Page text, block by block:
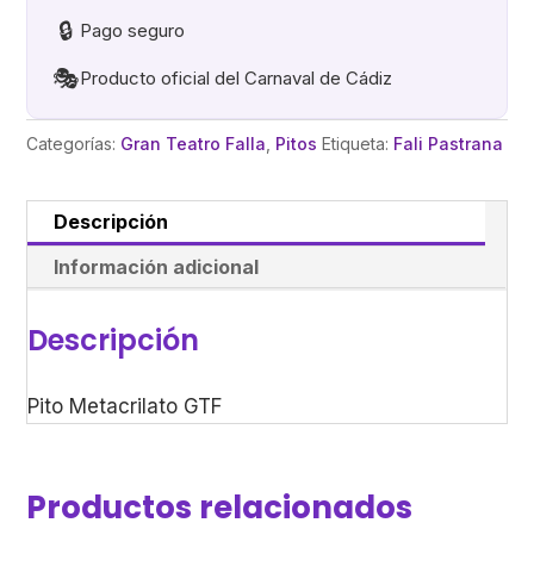
🔒 Pago seguro
🎭Producto oficial del Carnaval de Cádiz
Categorías: Gran Teatro Falla Pitos Etiqueta: Fali Pastrana
Descripción
Información adicional
Descripción
Pito Metacrilato GTF
Productos relacionados